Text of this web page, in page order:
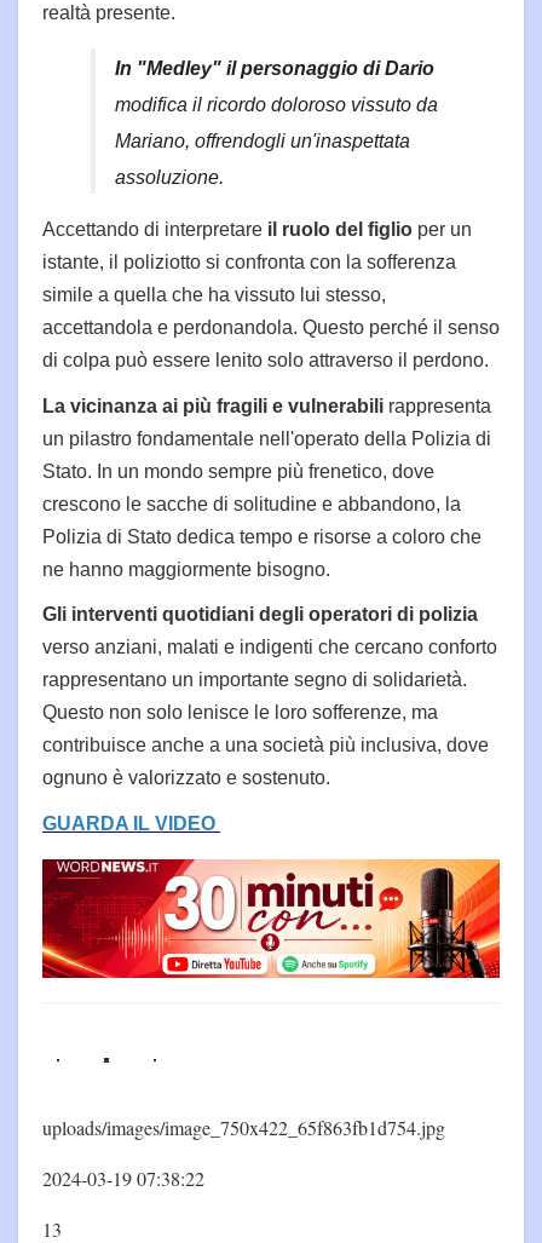
realtà presente.
In "Medley" il personaggio di Dario
modifica il ricordo doloroso vissuto da
Mariano, offrendogli un'inaspettata
assoluzione.
Accettando di interpretare il ruolo del figlio per un
istante, il poliziotto si confronta con la sofferenza
simile a quella che ha vissuto lui stesso,
accettandola e perdonandola. Questo perché il senso
di colpa può essere lenito solo attraverso il perdono.
La vicinanza ai più fragili e vulnerabili rappresenta
un pilastro fondamentale nell'operato della Polizia di
Stato. In un mondo sempre più frenetico, dove
crescono le sacche di solitudine e abbandono, la
Polizia di Stato dedica tempo e risorse a coloro che
ne hanno maggiormente bisogno.
Gli interventi quotidiani degli operatori di polizia
verso anziani, malati e indigenti che cercano conforto
rappresentano un importante segno di solidarietà.
Questo non solo lenisce le loro sofferenze, ma
contribuisce anche a una società più inclusiva, dove
ognuno è valorizzato e sostenuto.
GUARDA IL VIDEO
uploads/images/image_750x422_65f863fb1d754.jpg
2024-03-19 07:38:22
13